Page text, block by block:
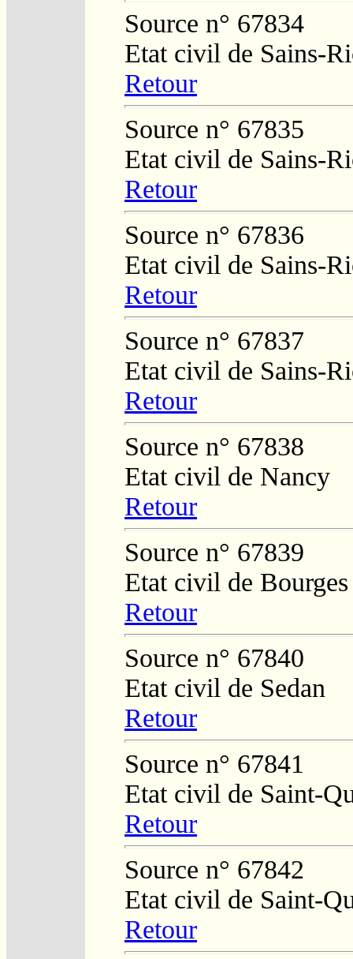
Source n° 67834
Etat civil de Sains-
Retour
Source n° 67835
Etat civil de Sains-
Retour
Source n° 67836
Etat civil de Sains-
Retour
Source n° 67837
Etat civil de Sains-
Retour
Source n° 67838
Etat civil de Nancy
Retour
Source n° 67839
Etat civil de Bourges
Retour
Source n° 67840
Etat civil de Sedan
Retour
Source n° 67841
Etat civil de Saint-
Retour
Source n° 67842
Etat civil de Saint-
Retour